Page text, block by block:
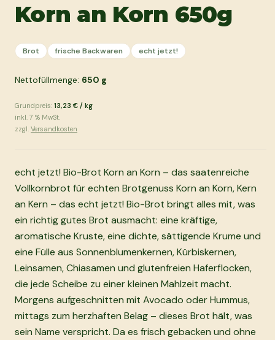
Korn an Korn 650g
Brot frische Backwaren echt jetzt!
Nettofüllmenge: 650 g
Grundpreis: 13,23 € / kg
inkl. 7 % MwSt.
zzgl. Versandkosten
echt jetzt! Bio-Brot Korn an Korn – das saatenreiche
Vollkornbrot für echten Brotgenuss Korn an Korn, Kern
an Kern – das echt jetzt! Bio-Brot bringt alles mit, was
ein richtig gutes Brot ausmacht: eine kräftige,
aromatische Kruste, eine dichte, sättigende Krume und
eine Fülle aus Sonnenblumenkernen, Kürbiskernen,
Leinsamen, Chiasamen und glutenfreien Haferflocken,
die jede Scheibe zu einer kleinen Mahlzeit macht.
Morgens aufgeschnitten mit Avocado oder Hummus,
mittags zum herzhaften Belag – dieses Brot hält, was
sein Name verspricht. Da es frisch gebacken und ohne